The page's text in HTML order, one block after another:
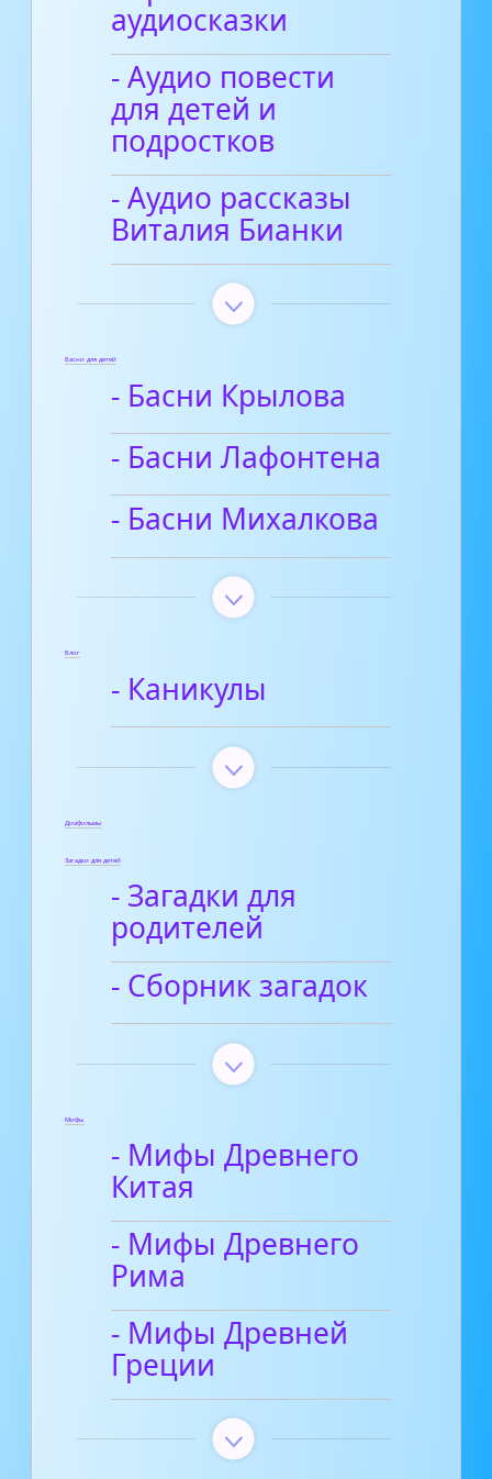
аудиосказки
- Аудио повести
для детей и
подростков
- Аудио рассказы
Виталия Бианки
Басни для детей
- Басни Крылова
- Басни Лафонтена
- Басни Михалкова
Блог
- Каникулы
Диафильмы
Загадки для детей
- Загадки для
родителей
- Сборник загадок
Мифы
- Мифы Древнего
Китая
- Мифы Древнего
Рима
- Мифы Древней
Греции